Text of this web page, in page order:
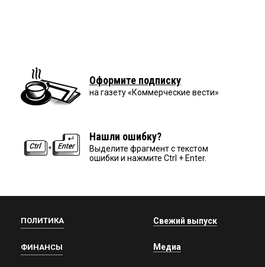
Оформите подписку
на газету «Коммерческие вести»
Нашли ошибку?
Выделите фрагмент с текстом
ошибки и нажмите Ctrl + Enter.
ПОЛИТИКА
ФИНАНСЫ
Свежий выпуск
Медиа